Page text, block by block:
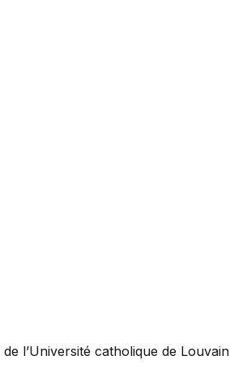
de l’Université catholique de Louvain